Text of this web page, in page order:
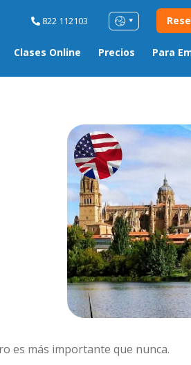
Clases Online Precios Para
822 112103
es más importante que nunca.